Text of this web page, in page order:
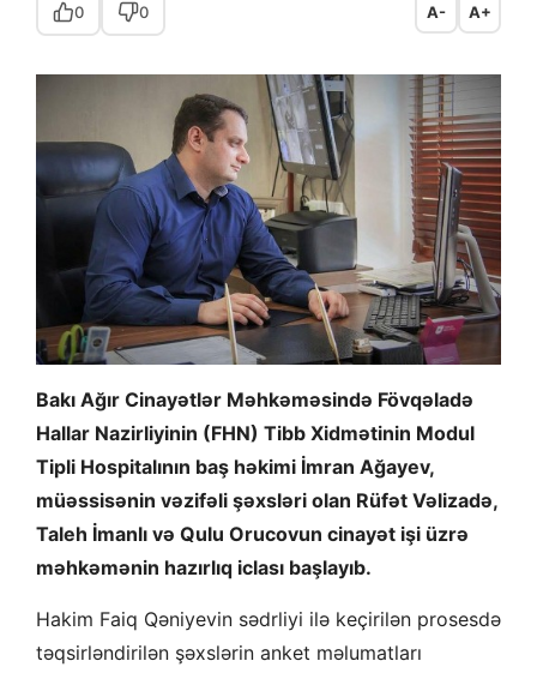
0 0 A- A+
Bakı Ağır Cinayətlər Məhkəməsində Fövqəladə
Hallar Nazirliyinin (FHN) Tibb Xidmətinin Modul
Tipli Hospitalının baş həkimi İmran Ağayev,
müəssisənin vəzifəli şəxsləri olan Rüfət Vəlizadə,
Taleh İmanlı və Qulu Orucovun cinayət işi üzrə
məhkəmənin hazırlıq iclası başlayıb.
Hakim Faiq Qəniyevin sədrliyi ilə keçirilən prosesdə
təqsirləndirilən şəxslərin anket məlumatları